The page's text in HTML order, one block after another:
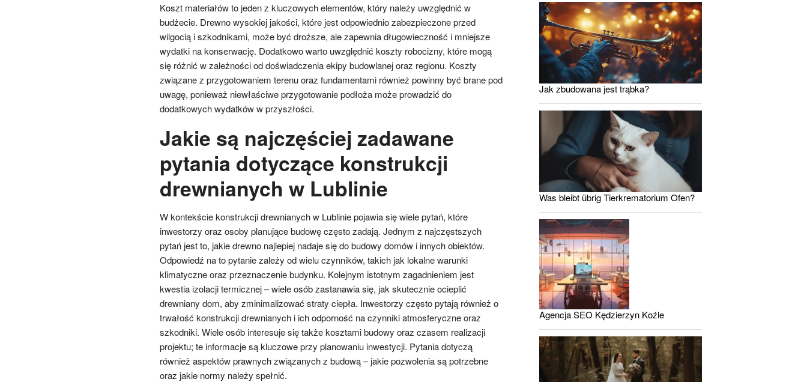
Koszt materiałów to jeden z kluczowych elementów, który należy uwzględnić w
budżecie. Drewno wysokiej jakości, które jest odpowiednio zabezpieczone przed
wilgocią i szkodnikami, może być droższe, ale zapewnia długowieczność i mniejsze
wydatki na konserwację. Dodatkowo warto uwzględnić koszty robocizny, które mogą
się różnić w zależności od doświadczenia ekipy budowlanej oraz regionu. Koszty
związane z przygotowaniem terenu oraz fundamentami również powinny być brane pod
uwagę, ponieważ niewłaściwe przygotowanie podłoża może prowadzić do
dodatkowych wydatków w przyszłości.
Jakie są najczęściej zadawane
pytania dotyczące konstrukcji
drewnianych w Lublinie
W kontekście konstrukcji drewnianych w Lublinie pojawia się wiele pytań, które
inwestorzy oraz osoby planujące budowę często zadają. Jednym z najczęstszych
pytań jest to, jakie drewno najlepiej nadaje się do budowy domów i innych obiektów.
Odpowiedź na to pytanie zależy od wielu czynników, takich jak lokalne warunki
klimatyczne oraz przeznaczenie budynku. Kolejnym istotnym zagadnieniem jest
kwestia izolacji termicznej – wiele osób zastanawia się, jak skutecznie ocieplić
drewniany dom, aby zminimalizować straty ciepła. Inwestorzy często pytają również o
trwałość konstrukcji drewnianych i ich odporność na czynniki atmosferyczne oraz
szkodniki. Wiele osób interesuje się także kosztami budowy oraz czasem realizacji
projektu; te informacje są kluczowe przy planowaniu inwestycji. Pytania dotyczą
również aspektów prawnych związanych z budową – jakie pozwolenia są potrzebne
oraz jakie normy należy spełnić.
Jak zbudowana jest trąbka?
Was bleibt übrig Tierkrematorium Ofen?
Agencja SEO Kędzierzyn Koźle